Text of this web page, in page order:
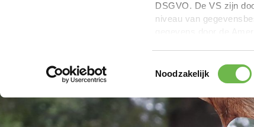
DSGVO. De VS zijn
niveau van
overdracht niet
We geven u hier
Toestemmingsselectie
Noodzakelijk